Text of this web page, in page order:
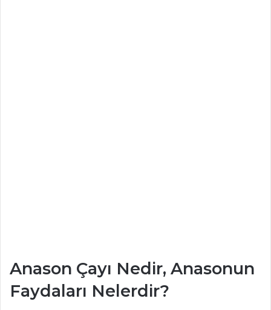
Anason Çayı Nedir, Anasonun
Faydaları Nelerdir?